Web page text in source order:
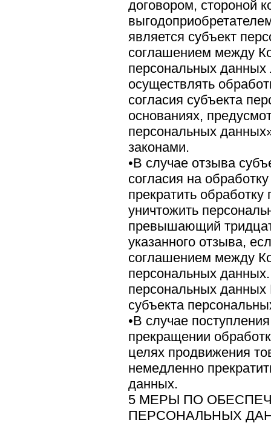
договором, стороной
является субъект
соглашением между
персональных
осуществлять
согласия субъекта
основаниях,
персональных
законами.
•В случае отзыва
согласия на
прекратить
уничтожить
превышающий
указанного отзыва,
соглашением между
персональных
персональных данных
субъекта
•В случае
прекращении
целях продвижения
немедленно
данных.
5 МЕРЫ ПО
ПЕРСОНАЛЬНЫХ